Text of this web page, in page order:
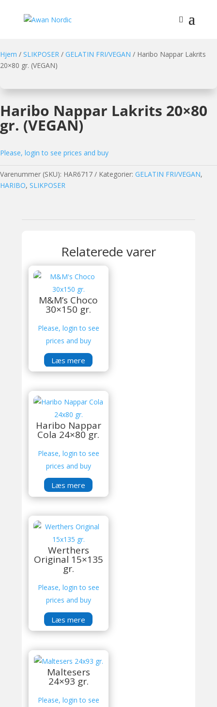
Hjem / SLIKPOSER / GELATIN FRI/VEGAN / Haribo Nappar Lakrits
20×80 gr. (VEGAN)
Haribo Nappar Lakrits 20×80
gr. (VEGAN)
Please, login to see prices and buy
Varenummer (SKU): HAR6717 Kategorier: GELATIN FRI/VEGAN,
HARIBO, SLIKPOSER
Relaterede varer
M&M’s Choco
30×150 gr.
Please, login to see
prices and buy
Læs mere
Haribo Nappar
Cola 24×80 gr.
Please, login to see
prices and buy
Læs mere
Werthers
Original 15×135
gr.
Please, login to see
prices and buy
Læs mere
Maltesers
24×93 gr.
Please, login to see